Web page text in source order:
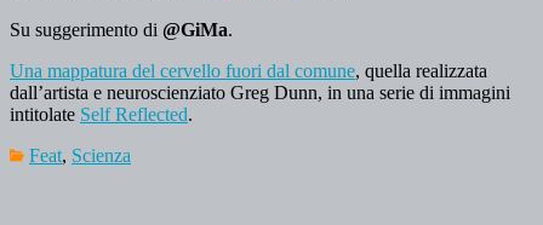
Su suggerimento di @GiMa.
Una mappatura del cervello fuori dal comune, quella realizzata
dall’artista e neuroscienziato Greg Dunn, in una serie di immagini
intitolate Self Reflected.
Feat, Scienza